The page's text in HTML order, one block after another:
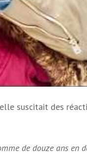
suscitait des
de douze ans en